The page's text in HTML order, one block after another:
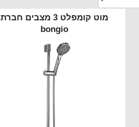
מוט קומפלט 3 מצבים חברת
bongio